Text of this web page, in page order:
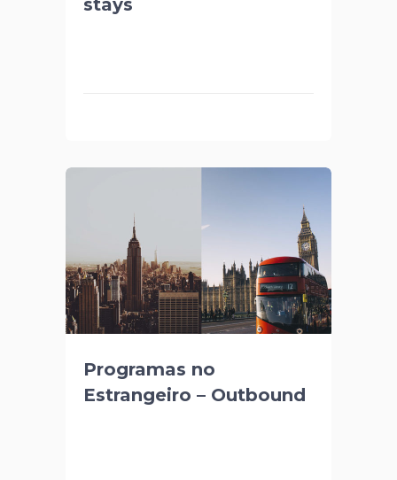
stays
Programas no
Estrangeiro – Outbound